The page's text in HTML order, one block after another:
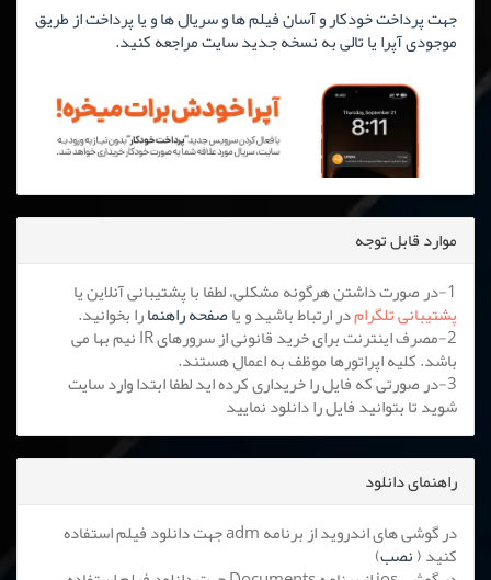
جهت پرداخت خودکار و آسان فیلم ها و سریال ها و یا پرداخت از طریق
موجودی آپرا یا تالی به نسخه جدید سایت مراجعه کنید.
موارد قابل توجه
1-در صورت داشتن هرگونه مشکلی، لطفا با پشتیبانی آنلاین یا
پشتیبانی تلگرامدر ارتباط باشید و یاصفحه راهنمارا بخوانید.
2-مصرف اینترنت برای خرید قانونی از سرورهای IR نیم بها می
باشد. کلیه اپراتورها موظف به اعمال هستند.
3-در صورتی که فایل را خریداری کرده اید لطفا ابتدا وارد سایت
شوید تا بتوانید فایل را دانلود نمایید
راهنمای دانلود
در گوشی های اندروید از برنامه adm جهت دانلود فیلم استفاده
کنید (نصب)